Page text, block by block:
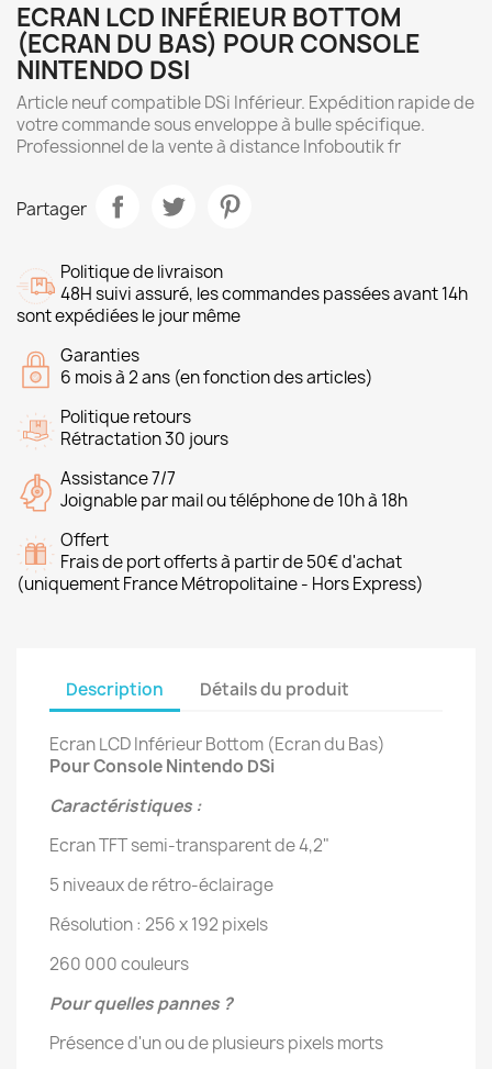
ECRAN LCD INFÉRIEUR BOTTOM
(ECRAN DU BAS) POUR CONSOLE
NINTENDO DSI
Article neuf compatible DSi Inférieur. Expédition rapide de
votre commande sous enveloppe à bulle spécifique.
Professionnel de la vente à distance Infoboutik fr
Partager
Politique de livraison
48H suivi assuré, les commandes passées avant 14h
sont expédiées le jour même
Garanties
6 mois à 2 ans (en fonction des articles)
Politique retours
Rétractation 30 jours
Assistance 7/7
Joignable par mail ou téléphone de 10h à 18h
Offert
Frais de port offerts à partir de 50€ d'achat
(uniquement France Métropolitaine - Hors Express)
Description Détails du produit
Ecran LCD Inférieur Bottom (Ecran du Bas)
Pour Console Nintendo DSi
Caractéristiques :
Ecran TFT semi-transparent de 4,2"
5 niveaux de rétro-éclairage
Résolution : 256 x 192 pixels
260 000 couleurs
Pour quelles pannes ?
Présence d'un ou de plusieurs pixels morts